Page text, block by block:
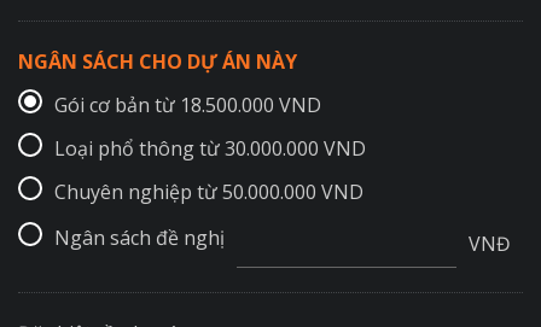
NGÂN SÁCH CHO DỰ ÁN NÀY
Gói cơ bản từ 18.500.000 VND
Loại phổ thông từ 30.000.000 VND
Chuyên nghiệp từ 50.000.000 VND
Ngân sách đề nghị
VNĐ